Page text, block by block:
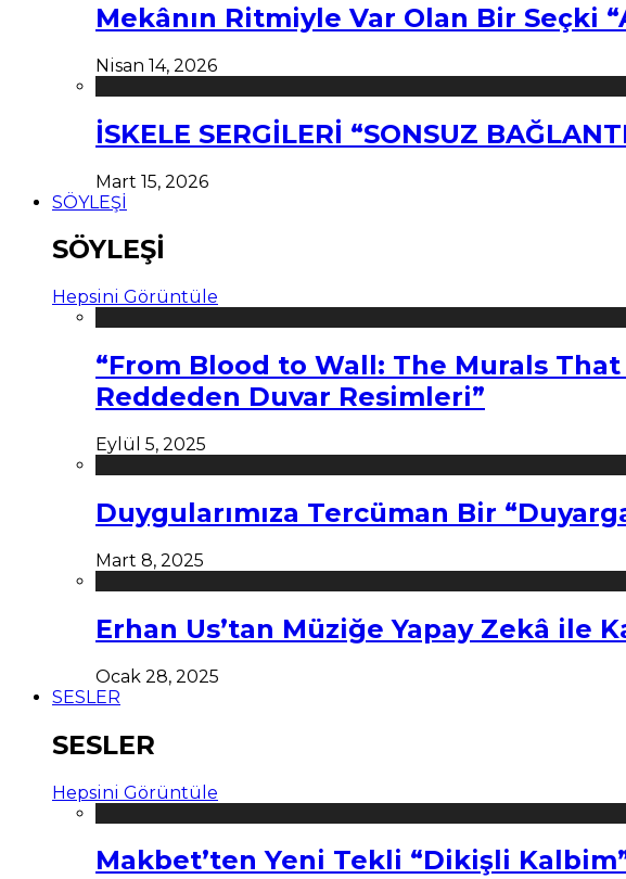
Mekânın Ritmiyle Var Olan Bir Seçki
Nisan 14, 2026
İSKELE SERGİLERİ “SONSUZ
Mart 15, 2026
SÖYLEŞİ
SÖYLEŞİ
Hepsini Görüntüle
“From Blood to Wall: The Murals That
Reddeden Duvar Resimleri”
Eylül 5, 2025
Duygularımıza Tercüman Bir
Mart 8, 2025
Erhan Us’tan Müziğe Yapay Zekâ ile
Ocak 28, 2025
SESLER
SESLER
Hepsini Görüntüle
Makbet’ten Yeni Tekli “Dikişli